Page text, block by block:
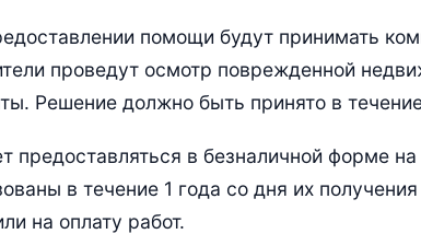
помощи будут принимать
проведут осмотр поврежденной
Решение должно быть принято в
предоставляться в безналичной форме
в течение 1 года со дня их
на оплату работ.